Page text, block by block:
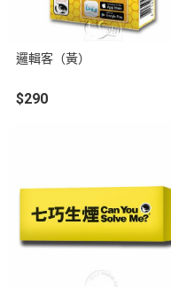
邏輯客（黃）
$290